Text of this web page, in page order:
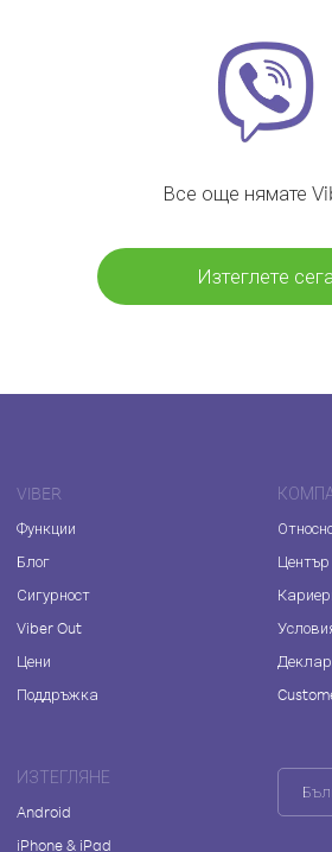
Все още нямате
Изтеглете сега
VIBER
Функции
Блог
Сигурност
Viber Out
Цени
Поддръжка
ИЗТЕГЛЯНЕ
Android
iPhone & iPad